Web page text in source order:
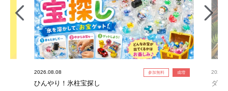
2026.08.08 参加無料 成増
ひんやり！氷柱宝探し ダイ